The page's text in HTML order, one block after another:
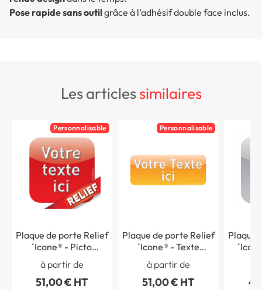
Pose rapide sans outilgrâce à l’adhésif double face inclus.
les articlessimilaires
Personnalisable
Plaque de porte Relief
´Icone® - Picto
personnalisé
à partir de
51,00 € HT
Personnalisable
Plaque de porte Relief
´Icone® - Texte
Personnalisé - H 80 x
L 200 mm
à partir de
51,00 € HT
Plaque